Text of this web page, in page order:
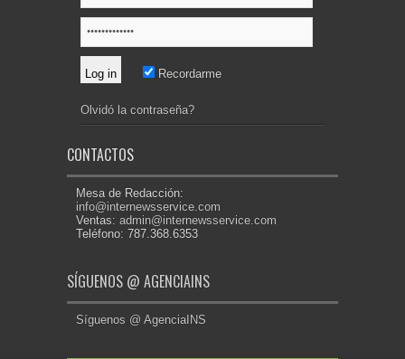
Recordarme
Olvidó la contraseña?
CONTACTOS
Mesa de Redacción:
info@internewsservice.com
Ventas: admin@internewsservice.com
Teléfono: 787.368.6353
SÍGUENOS @ AGENCIAINS
Síguenos @ AgenciaINS